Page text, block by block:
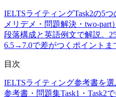
IELTSライティングTask2の5
メリデメ・問題解決・two-
段落構成と英語例文で解説。
6.5→7.0で差がつくポイントま
目次
IELTSライティング参考書を選
参考書・問題集Task1・Task2